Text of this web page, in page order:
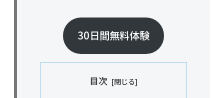
30日間無料体験
目次